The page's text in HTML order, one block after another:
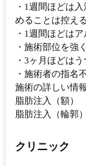
・1週間ほどは
めることは控える
・1週間ほどは
・施術部位を強
・3ヶ月ほどは
・施術者の指名
施術の詳しい情
脂肪注入（額）
脂肪注入（輪郭）
クリニック